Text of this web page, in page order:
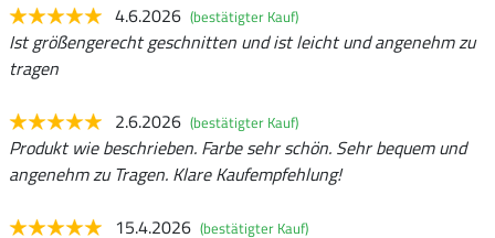
4.6.2026 (bestätigter Kauf)
Ist größengerecht geschnitten und ist leicht und angenehm zu
tragen
2.6.2026 (bestätigter Kauf)
Produkt wie beschrieben. Farbe sehr schön. Sehr bequem und
angenehm zu Tragen. Klare Kaufempfehlung!
15.4.2026 (bestätigter Kauf)